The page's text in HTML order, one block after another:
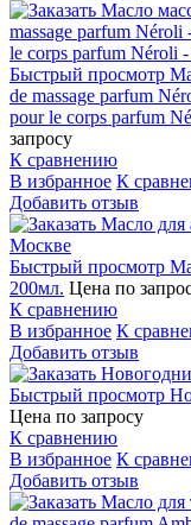
Быстрый просмотр
de massage parfum
pour le corps parfum
запросу
К сравнению
В избранное К
Добавить отзыв
Быстрый просмотр
200мл. Цена по
К сравнению
В избранное К
Добавить отзыв
Быстрый просмотр
Цена по запросу
К сравнению
В избранное К
Добавить отзыв